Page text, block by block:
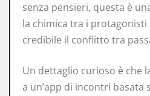
senza pensieri, questa è
la chimica tra i protagonisti
credibile il conflitto tra
Un dettaglio curioso è che
a un’app di incontri basata